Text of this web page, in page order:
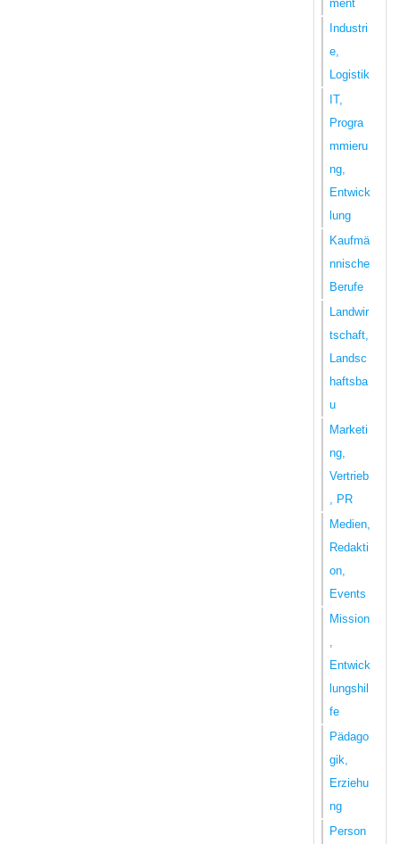
ment
Industri
e,
Logistik
IT,
Progra
mmieru
ng,
Entwick
lung
Kaufmä
nnische
Berufe
Landwir
tschaft,
Landsc
haftsba
u
Marketi
ng,
Vertrieb
, PR
Medien,
Redakti
on,
Events
Mission
,
Entwick
lungshil
fe
Pädago
gik,
Erziehu
ng
Person